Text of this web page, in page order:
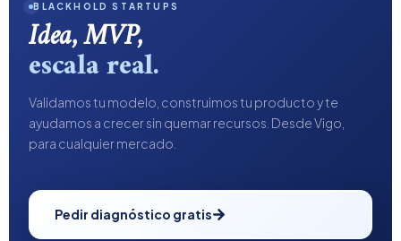
BLACKHOLD STARTUPS
Idea, MVP,
escala real.
Validamos tu modelo, construimos tu producto y te
ayudamos a crecer sin quemar recursos. Desde Vigo,
para cualquier mercado.
Pedir diagnóstico gratis